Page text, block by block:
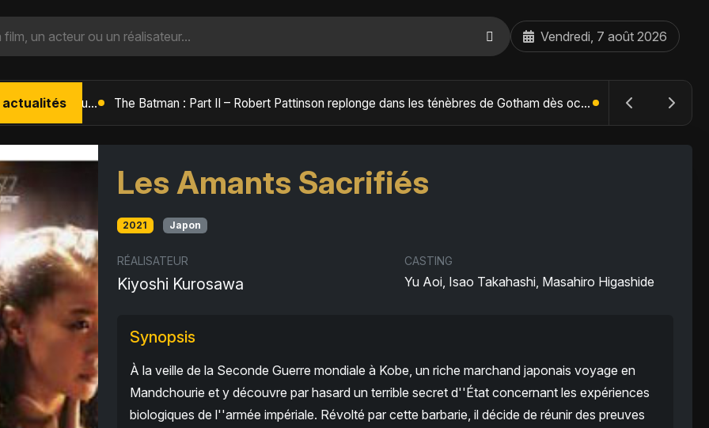
Vendredi, 7 août 2026
actualités L'Âge de Glace : Le Réveil du Volcan – Manny, Sid et Diego de retour pour une aventure explosive The Batman : Part II – Robert Pattinson replonge dans les ténèbres de Gotham dès octobre 2027
Les Amants Sacrifiés
2021 Japon
RÉALISATEUR
Kiyoshi Kurosawa
CASTING
Yu Aoi, Isao Takahashi, Masahiro Higashide
Synopsis
À la veille de la Seconde Guerre mondiale à Kobe, un riche marchand japonais voyage en
Mandchourie et y découvre par hasard un terrible secret d''État concernant les expériences
biologiques de l''armée impériale. Révolté par cette barbarie, il décide de réunir des preuves